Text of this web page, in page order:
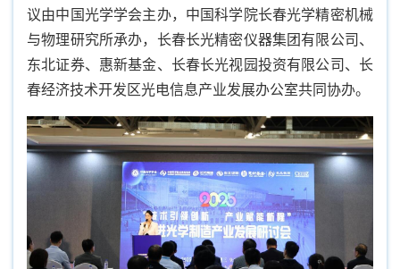
议由中国光学学会主办，中国科学院长春光学精密机械
与物理研究所承办，长春长光精密仪器集团有限公司、
东北证券、惠新基金、长春长光视园投资有限公司、长
春经济技术开发区光电信息产业发展办公室共同协办。